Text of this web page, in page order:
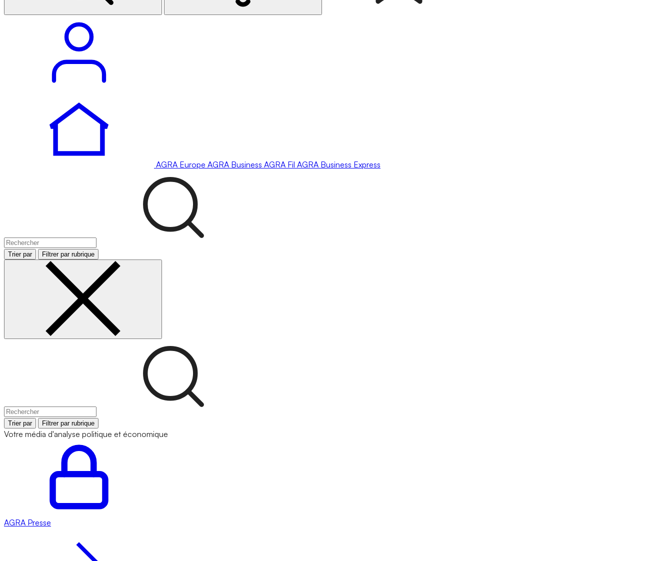
AGRA Europe AGRA Business AGRA Fil AGRA Business Express
Trier par Filtrer par rubrique
Trier par Filtrer par rubrique
Votre média d'analyse politique et économique
AGRA Presse